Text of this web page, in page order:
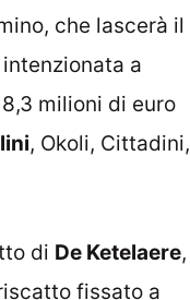
che lascerà il
a
milioni di euro
, Okoli, Cittadini,
di De Ketelaere,
fissato a